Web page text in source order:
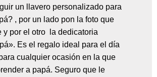
un llavero personalizado para
, por un lado pon la foto que
y por el otro la dedicatoria
Es el regalo ideal para el día
cualquier ocasión en la que
a papá. Seguro que le